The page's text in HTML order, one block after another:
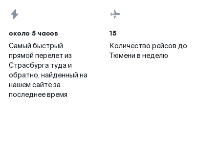
около 5 часов
Самый быстрый
прямой перелет из
Страсбурга туда и
обратно, найденный на
нашем сайте за
последнее время
15
Количество рейсов до
Тюмени в неделю